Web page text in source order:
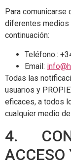
Para
diferentes medios
continuación:
Teléfono.:
Email:
Todas las
usuarios y
eficaces, a todos
cualquier medio
4.